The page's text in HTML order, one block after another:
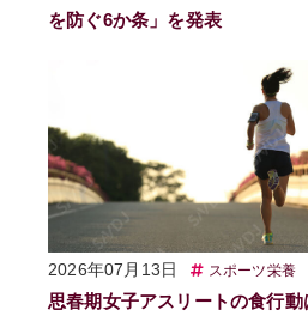
を防ぐ6か条」を発表
2026年07月13日 スポーツ栄養
思春期女子アスリートの食行動